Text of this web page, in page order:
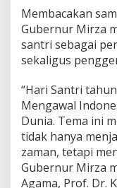
Membacakan
Gubernur Mirza
santri sebagai
sekaligus
“Hari Santri
Mengawal
Dunia. Tema ini
tidak hanya
zaman, tetapi
Gubernur Mirza
Agama, Prof. Dr.